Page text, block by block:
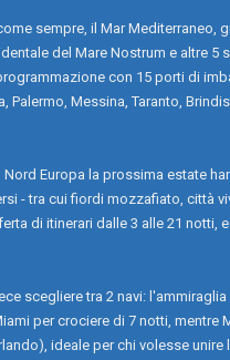
sempre, il Mar Mediterraneo,
del Mare Nostrum e altre 5
con 15 porti di
Palermo, Messina, Taranto,
Europa la prossima estate
- tra cui fiordi mozzafiato, città
di itinerari dalle 3 alle 21 notti,
scegliere tra 2 navi:
per crociere di 7 notti, mentre
ideale per chi volesse unire